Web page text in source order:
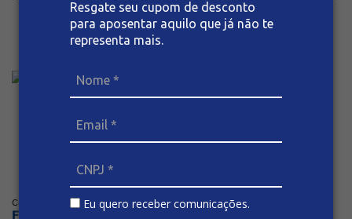
Resgate seu cupom de desconto
para aposentar aquilo que já não te
representa mais.
Eu quero receber comunicações.
Calça Masculina Jeans
Tradicional
Posicione o mouse sob a imagem para dar zoom
Código 65592 BIVIK
Faça o login ou cadastre-se para ver os preços